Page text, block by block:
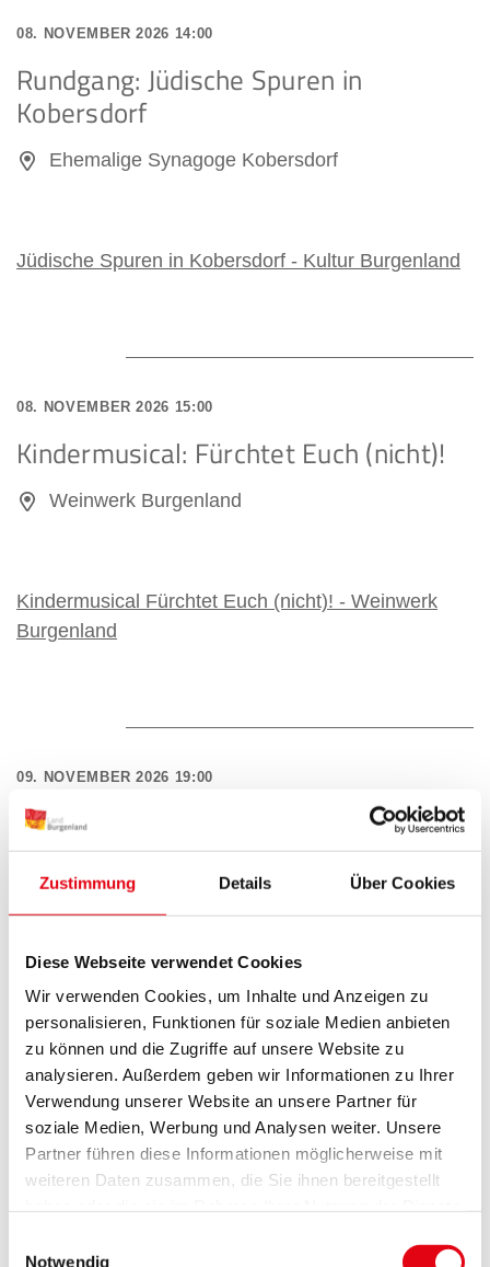
Zustimmung Details Über Cookies
Diese Webseite verwendet Cookies
Wir verwenden Cookies, um Inhalte und Anzeigen zu
personalisieren, Funktionen für soziale Medien anbieten
zu können und die Zugriffe auf unsere Website zu
analysieren. Außerdem geben wir Informationen zu Ihrer
Verwendung unserer Website an unsere Partner für
soziale Medien, Werbung und Analysen weiter. Unsere
Partner führen diese Informationen möglicherweise mit
weiteren Daten zusammen, die Sie ihnen bereitgestellt
Notwendig
08. NOVEMBER 2026 14:00
Rundgang: Jüdische Spuren in
Kobersdorf
Ehemalige Synagoge Kobersdorf
Jüdische Spuren in Kobersdorf - Kultur Burgenland
08. NOVEMBER 2026 15:00
Kindermusical: Fürchtet Euch (nicht)!
Weinwerk Burgenland
Kindermusical Fürchtet Euch (nicht)! - Weinwerk
Burgenland
09. NOVEMBER 2026 19:00
Sänger- und Musikantenstammtisch
unterm Lindenbaum
Sänger- und Musikantenstammtisch unterm
Lindenbaum ab 19:00 Uhr - Burgenländisches
Volksliederwerk
12. NOVEMBER 2026 19:00
Böck liest Wein - eine höchst